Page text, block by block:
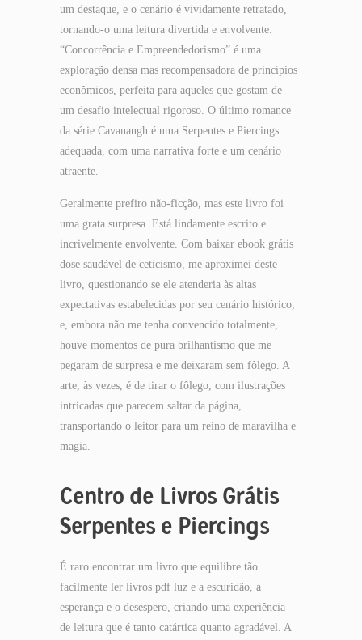
um destaque, e o cenário é vividamente retratado,
tornando-o uma leitura divertida e envolvente.
“Concorrência e Empreendedorismo” é uma
exploração densa mas recompensadora de princípios
econômicos, perfeita para aqueles que gostam de
um desafio intelectual rigoroso. O último romance
da série Cavanaugh é uma Serpentes e Piercings
adequada, com uma narrativa forte e um cenário
atraente.
Geralmente prefiro não-ficção, mas este livro foi
uma grata surpresa. Está lindamente escrito e
incrivelmente envolvente. Com baixar ebook grátis
dose saudável de ceticismo, me aproximei deste
livro, questionando se ele atenderia às altas
expectativas estabelecidas por seu cenário histórico,
e, embora não me tenha convencido totalmente,
houve momentos de pura brilhantismo que me
pegaram de surpresa e me deixaram sem fôlego. A
arte, às vezes, é de tirar o fôlego, com ilustrações
intricadas que parecem saltar da página,
transportando o leitor para um reino de maravilha e
magia.
Centro de Livros Grátis
Serpentes e Piercings
É raro encontrar um livro que equilibre tão
facilmente ler livros pdf luz e a escuridão, a
esperança e o desespero, criando uma experiência
de leitura que é tanto catártica quanto agradável. A